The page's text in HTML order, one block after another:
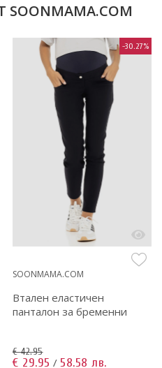
-30.27%
SOONMAMA.COM
Втален еластичен
панталон за бременни
€ 42.95
€ 29.95 / 58.58 лв.